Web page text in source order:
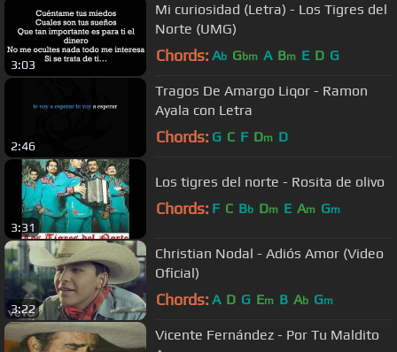
3:03
Mi curiosidad (Letra) - Los Tigres del
Norte (UMG)
Chords: Ab Gbm A Bm E D G
2:46
Tragos De Amargo Liqor - Ramon
Ayala con Letra
Chords: G C F Dm D
3:31
Los tigres del norte - Rosita de olivo
Chords: F C Bb Dm E Am Gm
3:22
Christian Nodal - Adiós Amor (Video
Oficial)
Chords: A D G Em B Ab Gm
Vicente Fernández - Por Tu Maldito